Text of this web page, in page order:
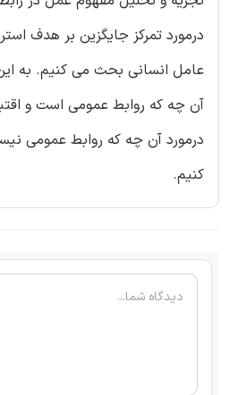
درمورد تمرکز جایگزین بر هدف
عامل انسانی بحث می کنیم. به
درمورد آن چه که روابط عمومی
کنیم.